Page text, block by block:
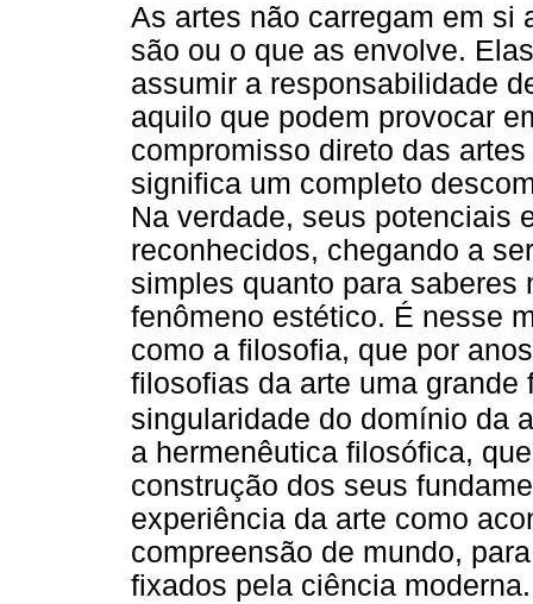
As artes não carregam em si
são ou o que as envolve.
assumir a responsabilidade
aquilo que podem provocar
compromisso direto das
significa um completo
Na verdade, seus potenciais
reconhecidos, chegando a
simples quanto para
fenômeno estético. É nesse
como a filosofia, que por
filosofias da arte uma
singularidade do domínio da
a hermenêutica filosófica,
construção dos seus
experiência da arte como
compreensão de mundo,
fixados pela ciência moderna.